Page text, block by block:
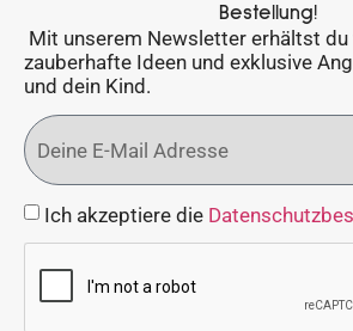
Bestellung!
Mit unserem Newsletter erhältst
zauberhafte Ideen und exklusive
und dein Kind.
Ich akzeptiere die